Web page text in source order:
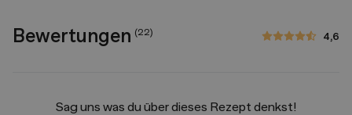
Bewertungen (22) 4,6
4,6 von 5 Sternen
Sag uns was du über dieses Rezept denkst!